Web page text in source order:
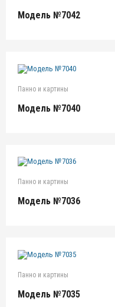
Модель №7042
Панно и картины
Модель №7040
Панно и картины
Модель №7036
Панно и картины
Модель №7035